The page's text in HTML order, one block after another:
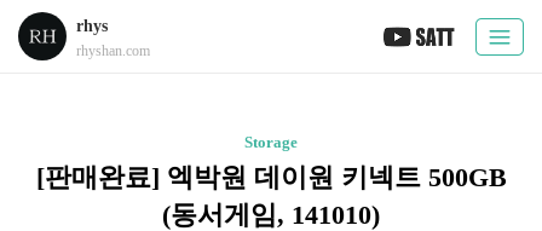
rhys
rhyshan.com
Storage
[판매완료] 엑박원 데이원 키넥트 500GB
(동서게임, 141010)